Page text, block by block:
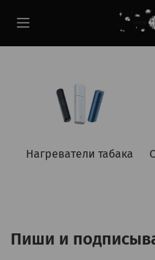
Нагреватели табака
Пиши и